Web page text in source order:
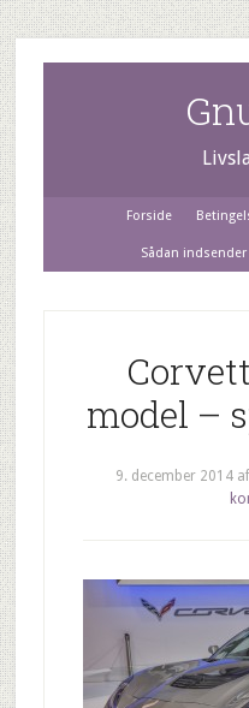
Forside
Sådan
model –
9. december 2014 af